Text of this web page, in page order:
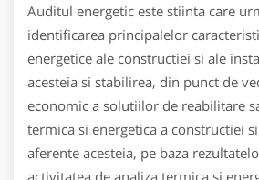
Auditul energetic este stiinta care
identificarea principalelor
energetice ale constructiei si ale
acesteia si stabilirea, din punct de
economic a solutiilor de reabilitare
termica si energetica a constructiei
aferente acesteia, pe baza
activitatea de analiza termica si